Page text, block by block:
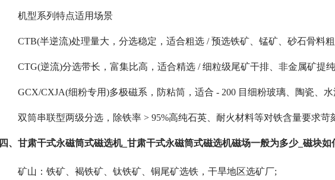
机型系列特点适用场景
CTB(半逆流)处理量大，分选稳定，适合粗选 / 预选铁矿、锰矿、砂石骨料
CTG(逆流)分选带长，富集比高，适合精选 / 细粒级尾矿干排、非金属矿提纯
GCX/CXJA(细粉专用)多极磁系，防粘筒，适合 - 200 目细粉玻璃、陶瓷、
双筒串联型两级分选，除铁率 > 95%高纯石英、耐火材料等对铁含量要求苛
四、甘肃干式永磁筒式磁选机_甘肃干式永磁筒式磁选机磁场一般为多少_磁块如
矿山：铁矿、褐铁矿、钛铁矿、铜尾矿选铁，干旱地区选矿厂;